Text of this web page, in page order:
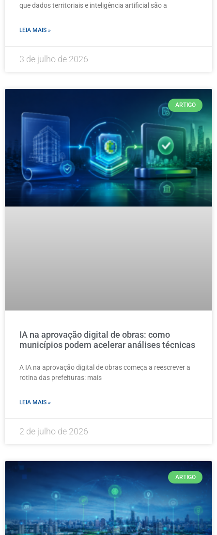
que dados territoriais e inteligência artificial são a
LEIA MAIS »
3 de julho de 2026
ARTIGO
IA na aprovação digital de obras: como
municípios podem acelerar análises técnicas
A IA na aprovação digital de obras começa a reescrever a
rotina das prefeituras: mais
LEIA MAIS »
2 de julho de 2026
ARTIGO